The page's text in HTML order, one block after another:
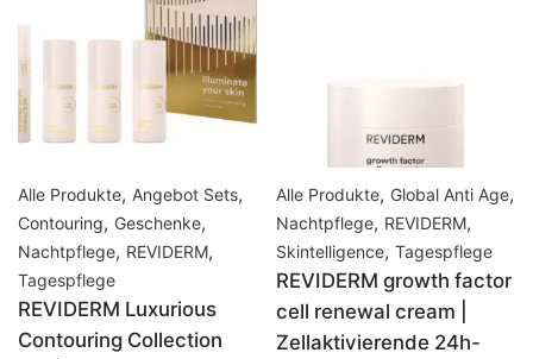
Alle Produkte, Angebot Sets,
Contouring, Geschenke,
Nachtpflege, REVIDERM,
Tagespflege
REVIDERM Luxurious
Contouring Collection
Alle Produkte, Global Anti Age,
Nachtpflege, REVIDERM,
Skintelligence, Tagespflege
REVIDERM growth factor
cell renewal cream |
Zellaktivierende 24h-